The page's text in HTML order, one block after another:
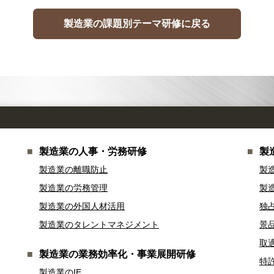
製造業の課題別テーマ研修に戻る
製造業の人事・労務研修
製造業の離職防止
製造業の労務管理
製造業の外国人材活用
製造業のタレントマネジメント
製造業の業務効率化・事業展開研修
製
製
製
独
景
取
特